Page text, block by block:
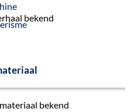
bekend
bekend